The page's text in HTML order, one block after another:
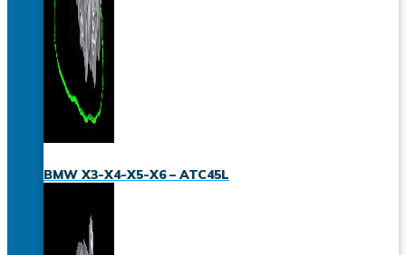
BMW X3-X4-X5-X6 – ATC45L